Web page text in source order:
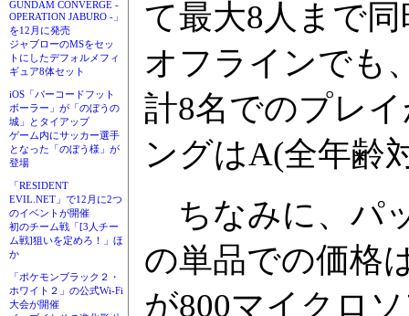
GUNDAM CONVERGE -
OPERATION JABURO -」
を12月に発売
ジャブローのMSをセッ
トにしたデフォルメフィ
ギュア8体セット
iOS「バーコードフット
ボーラー」が「のぼうの
城」とタイアップ
ゲーム内にサッカー選手
となった「のぼう様」が
登場
「RESIDENT
EVIL.NET」で12月に2つ
のイベントが開催
初のチーム戦「[3人チー
ム戦]狙いを定めろ！」ほ
か
「ポケモンブラック２・
ホワイト２」の公式Wi-Fi
大会が開催
て最大8人まで
オフラインでも
計8名でのプレ
ングはA(全年齢
ちなみに、パ
の単品での価格
が800マイクロ